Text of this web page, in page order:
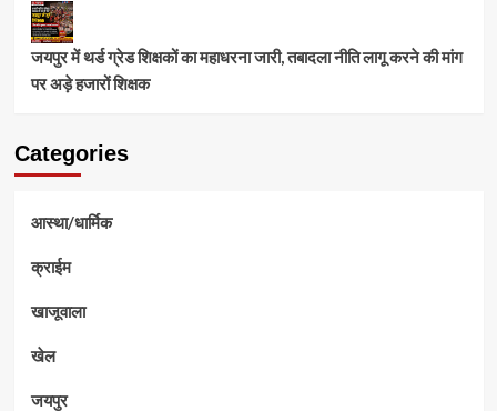
जयपुर में थर्ड ग्रेड शिक्षकों का महाधरना जारी, तबादला नीति लागू करने की मांग
पर अड़े हजारों शिक्षक
Categories
आस्था/धार्मिक
क्राईम
खाजूवाला
खेल
जयपुर